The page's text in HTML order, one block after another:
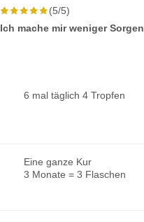
(5/5)
Ich mache mir weniger Sorgen
6 mal täglich 4 Tropfen
Eine ganze Kur
3 Monate = 3 Flaschen